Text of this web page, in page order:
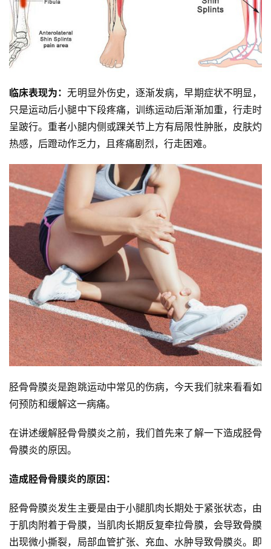
临床表现为：无明显外伤史，逐渐发病，早期症状不明显，
只是运动后小腿中下段疼痛，训练运动后渐渐加重，行走时
呈跛行。重者小腿内侧或踝关节上方有局限性肿胀，皮肤灼
热感，后蹬动作乏力，且疼痛剧烈，行走困难。
胫骨骨膜炎是跑跳运动中常见的伤病，今天我们就来看看如
何预防和缓解这一病痛。
在讲述缓解胫骨骨膜炎之前，我们首先来了解一下造成胫骨
骨膜炎的原因。
造成胫骨骨膜炎的原因：
胫骨骨膜炎发生主要是由于小腿肌肉长期处于紧张状态，由
于肌肉附着于骨膜，当肌肉长期反复牵拉骨膜，会导致骨膜
出现微小撕裂，局部血管扩张、充血、水肿导致骨膜炎。即